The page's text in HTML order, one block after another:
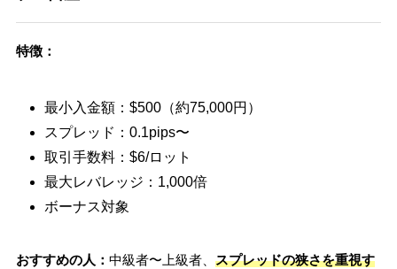
特徴：
最小入金額：$500（約75,000円）
スプレッド：0.1pips〜
取引手数料：$6/ロット
最大レバレッジ：1,000倍
ボーナス対象
おすすめの人： 中級者〜上級者、 スプレッドの狭さを重視す